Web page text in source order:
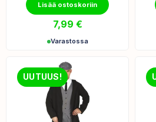
Lisää ostoskoriin
7,99 €
Varastossa
UUTUUS!